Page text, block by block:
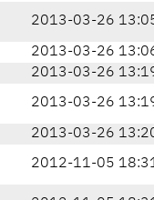
2013-03-26 13:05
2013-03-26 13:06
2013-03-26 13:19
2013-03-26 13:19
2013-03-26 13:20
2012-11-05 18:31